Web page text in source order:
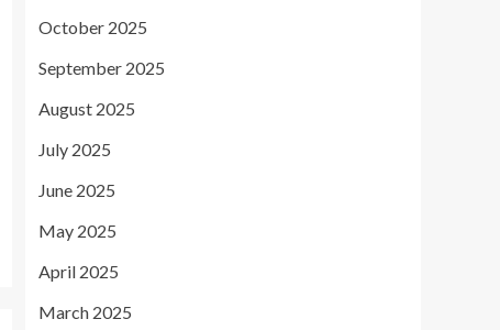
October 2025
September 2025
August 2025
July 2025
June 2025
May 2025
April 2025
March 2025